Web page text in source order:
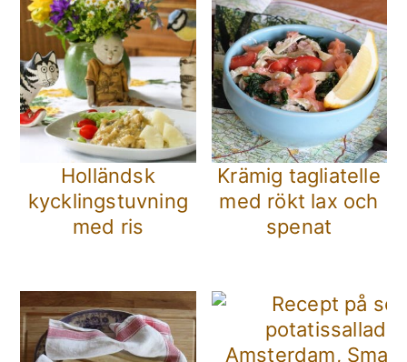
Holländsk
kycklingstuvning
med ris
Krämig tagliatelle
med rökt lax och
spenat